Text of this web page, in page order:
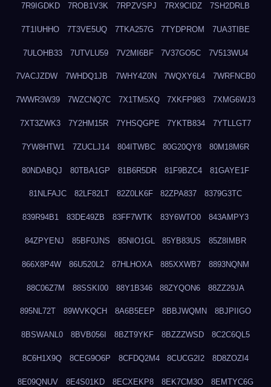
7R9IGDKD 7ROB1V3K 7RPZVSPJ 7RX9CIDZ 7SH2DRLB
7T1IUHHO 7T3VE5UQ 7TKA257G 7TYDPROM 7UA3TIBE
7ULOHB33 7UTVLU59 7V2MI6BF 7V37GO5C 7V513WU4
7VACJZDW 7WHDQ1JB 7WHY4Z0N 7WQXY6L4 7WRFNCB0
7WWR3W39 7WZCNQ7C 7X1TM5XQ 7XKFP983 7XMG6WJ3
7XT3ZWK3 7Y2HM15R 7YHSQGPE 7YKTB834 7YTLLGT7
7YW8HTW1 7ZUCLJ14 804ITWBC 80G20QY8 80M18M6R
80NDABQJ 80TBA1GP 81B6R5DR 81F9BZC4 81GAYE1F
81NLFAJC 82LF82LT 82Z0LK6F 82ZPA837 8379G3TC
839R94B1 83DE49ZB 83FF7WTK 83Y6WTO0 843AMPY3
84ZPYENJ 85BF0JNS 85NIO1GL 85YB83US 85Z8IMBR
866X8P4W 86U520L2 87HLHOXA 885XXWB7 8893NQNM
88C06Z7M 88SSKI00 88Y1B346 88ZYQON6 88ZZ29JA
895NL72T 89WVKQCH 8A6B5EEP 8BBJWQMN 8BJPIIGO
8BSWANL0 8BVB056I 8BZT9YKF 8BZZZWSD 8C2C6QL5
8C6H1X9Q 8CEG9O6P 8CFDQ2M4 8CUCG2I2 8D8ZOZI4
8E09QNUV 8E4S01KD 8ECXEKP8 8EK7CM3O 8EMTYC6G